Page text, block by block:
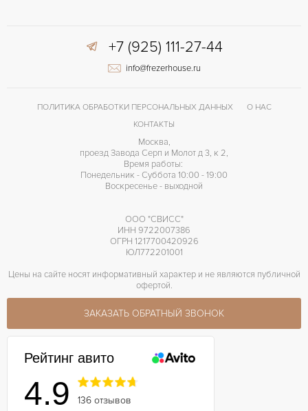
+7 (925) 111-27-44
info@frezerhouse.ru
ПОЛИТИКА ОБРАБОТКИ ПЕРСОНАЛЬНЫХ ДАННЫХ
О НАС
КОНТАКТЫ
Москва,
проезд Завода Серп и Молот д 3, к 2,
Время работы:
Понедельник - Суббота 10:00 - 19:00
Воскресенье - выходной
ООО "СВИСС"
ИНН 9722007386
ОГРН 1217700420926
ЮЛ772201001
Цены на сайте носят информативный характер и не являются публичной
офертой.
ЗАКАЗАТЬ ОБРАТНЫЙ ЗВОНОК
Рейтинг авито
4.9 136 отзывов